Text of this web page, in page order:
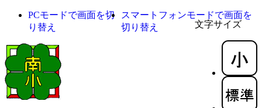
文字サイズ
PCモードで画面を切
り替え
スマートフォンモードで画面を
切り替え